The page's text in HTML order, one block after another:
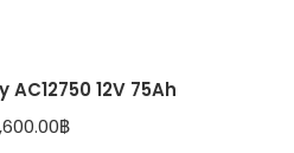
12V 75Ah
฿